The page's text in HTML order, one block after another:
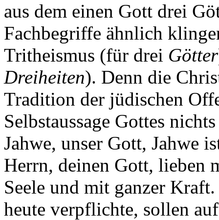
aus dem einen Gott drei
Fachbegriffe ähnlich
Tritheismus (für drei Götter
Dreiheiten). Denn die
Tradition der jüdischen
Selbstaussage Gottes
Jahwe, unser Gott, Jahwe
Herrn, deinen Gott, lieben
Seele und mit ganzer
heute verpflichte, sollen